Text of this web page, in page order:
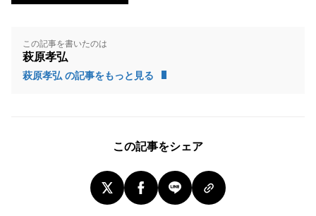
この記事を書いたのは
萩原孝弘
萩原孝弘 の記事をもっと見る
この記事をシェア